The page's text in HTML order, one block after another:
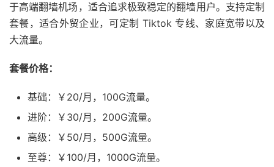
于高端翻墙机场，适合追求极致稳定的翻墙用户。支持定制
套餐，适合外贸企业，可定制 Tiktok 专线、家庭宽带以及
大流量。
套餐价格：
基础：￥20/月，100G流量。
进阶：￥30/月，200G流量。
高级：￥50/月，500G流量。
至尊：￥100/月，1000G流量。